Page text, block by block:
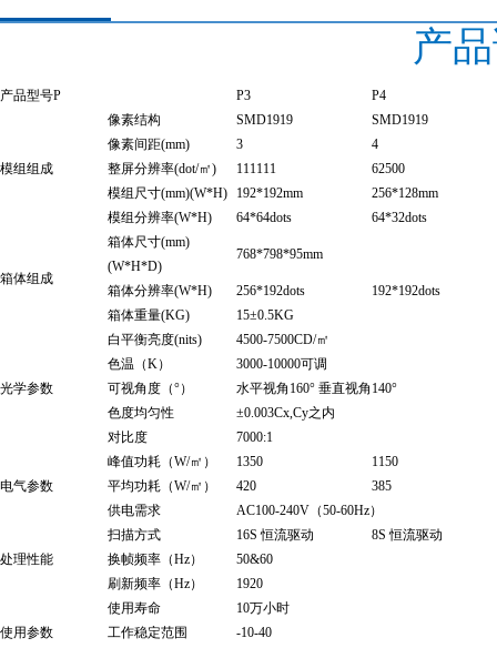
产
产品型号P P3 P4
模组组成
像素结构 SMD1919
SMD1919
像素间距(mm)
3
4
整屏分辨率(dot/㎡)
111111
62500
模组尺寸(mm)(W*H)
192*192mm
256*128mm
模组分辨率(W*H)
64*64dots 64*32dots
箱体组成
箱体尺寸(mm)
(W*H*D)
768*798*95mm
箱体分辨率(W*H) 256*192dots
192*192dots
箱体重量(KG)
15±0.5KG
光学参数
白平衡亮度(nits)
4500-7500CD/㎡
色温（K）
3000-10000可调
可视角度（°）
水平视角160° 垂直视角140°
色度均匀性
±0.003Cx,Cy之内
对比度
7000:1
电气参数
峰值功耗（W/㎡） 1350
1150
平均功耗（W/㎡）
420
385
供电需求
AC100-240V（50-60Hz）
处理性能
扫描方式 16S 恒流驱动
8S 恒流驱动
换帧频率（Hz）
50&60
刷新频率（Hz）
1920
使用参数
使用寿命
10万小时
工作稳定范围
-10-40